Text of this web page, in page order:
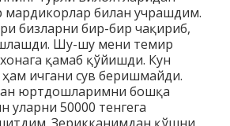
мардикорлар билан учрашдим.
бизларни бир-бир чақириб,
Шу-шу мени темир
қамаб қўйишди. Кун
ҳам ичгани сув беришмайди.
юртдошларимни бошқа
уларни 50000 тенгега